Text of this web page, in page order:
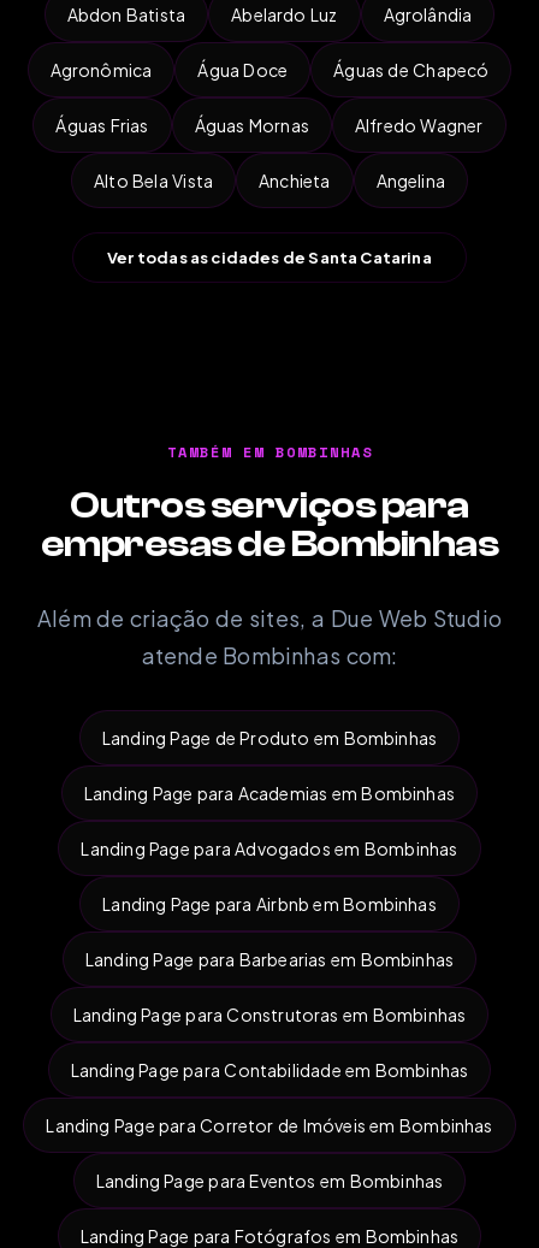
Abdon Batista Abelardo Luz Agrolândia
Agronômica Água Doce Águas de Chapecó
Águas Frias Águas Mornas Alfredo Wagner
Alto Bela Vista Anchieta Angelina
Ver todas as cidades de Santa Catarina
TAMBÉM EM BOMBINHAS
Outros serviços para
empresas de Bombinhas
Além de criação de sites, a Due Web Studio
atende Bombinhas com:
Landing Page de Produto em Bombinhas
Landing Page para Academias em Bombinhas
Landing Page para Advogados em Bombinhas
Landing Page para Airbnb em Bombinhas
Landing Page para Barbearias em Bombinhas
Landing Page para Construtoras em Bombinhas
Landing Page para Contabilidade em Bombinhas
Landing Page para Corretor de Imóveis em Bombinhas
Landing Page para Eventos em Bombinhas
Landing Page para Fotógrafos em Bombinhas